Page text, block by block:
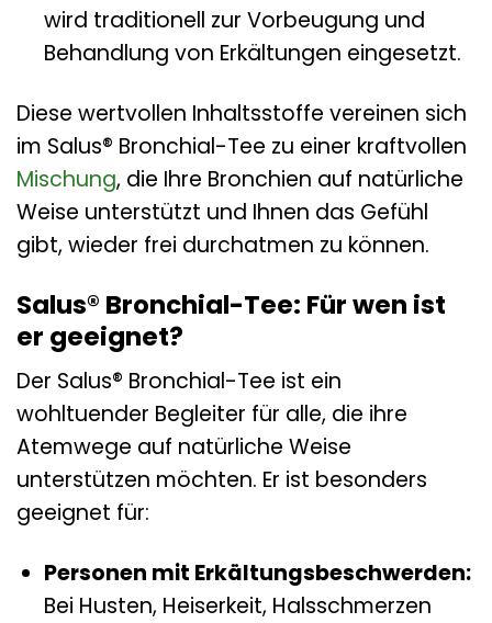
wird traditionell zur Vorbeugung und
Behandlung von Erkältungen eingesetzt.
Diese wertvollen Inhaltsstoffe vereinen sich
im Salus® Bronchial-Tee zu einer kraftvollen
Mischung, die Ihre Bronchien auf natürliche
Weise unterstützt und Ihnen das Gefühl
gibt, wieder frei durchatmen zu können.
Salus® Bronchial-Tee: Für wen ist
er geeignet?
Der Salus® Bronchial-Tee ist ein
wohltuender Begleiter für alle, die ihre
Atemwege auf natürliche Weise
unterstützen möchten. Er ist besonders
geeignet für:
Personen mit Erkältungsbeschwerden:
Bei Husten, Heiserkeit, Halsschmerzen